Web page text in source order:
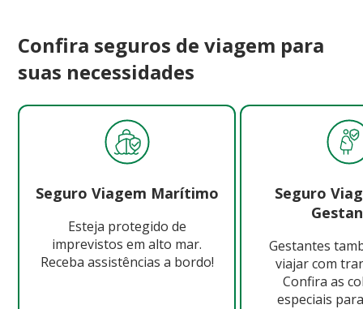
Confira seguros de viagem para
suas necessidades
Seguro Viagem Marítimo
Esteja protegido de
imprevistos em alto mar.
Receba assistências a bordo!
Seguro
Gestantes
viajar com
Confira as
especiais